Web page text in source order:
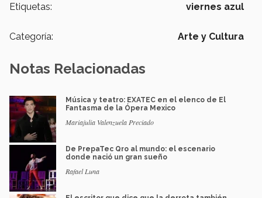
Etiquetas: viernes azul
Categoría: Arte y Cultura
Notas Relacionadas
Música y teatro: EXATEC en el elenco de El
Fantasma de la Ópera Mexico
Mariajulia Valenzuela Preciado
De PrepaTec Qro al mundo: el escenario
donde nació un gran sueño
Rafael Luna